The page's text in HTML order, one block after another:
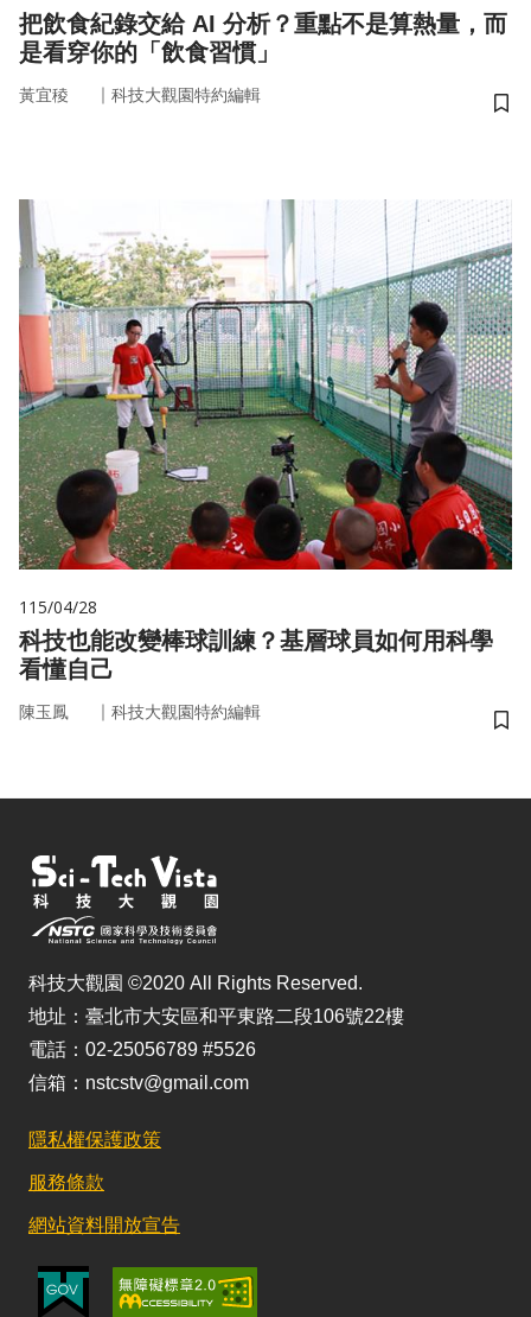
把飲食紀錄交給 AI 分析？重點不是算熱量，而
是看穿你的「飲食習慣」
黃宜稜 ｜ 科技大觀園特約編輯
儲
115/04/28
科技也能改變棒球訓練？基層球員如何用科學
看懂自己
陳玉鳳 ｜ 科技大觀園特約編輯
儲
科技大觀園 ©2020 All Rights Reserved.
地址：臺北市大安區和平東路二段106號22樓
電話：02-25056789 #5526
信箱：nstcstv@gmail.com
隱私權保護政策
服務條款
網站資料開放宣告